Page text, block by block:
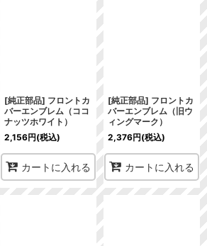
[純正部品] フロントカ
バーエンブレム（ココ
ナッツホワイト）
2,156円(税込)
カートに入れる
[純正部品] フロントカ
バーエンブレム（旧ウ
ィングマーク）
2,376円(税込)
カートに入れる